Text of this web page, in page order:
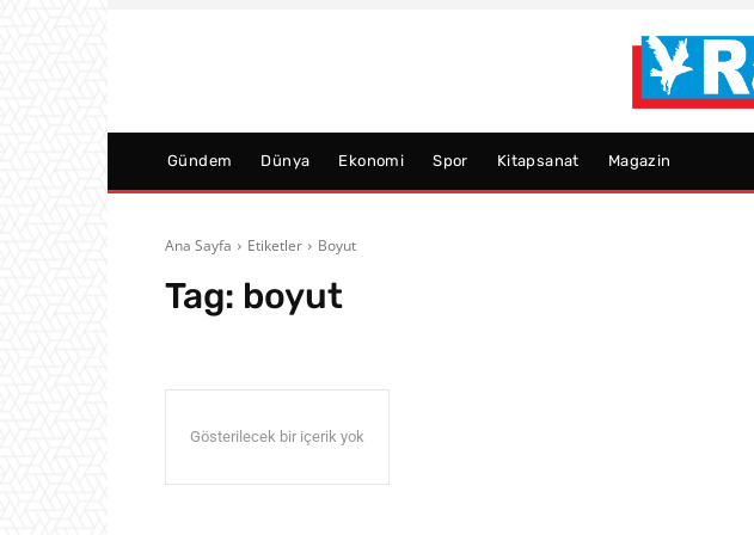
Gündem Dünya Ekonomi Spor Kitapsanat Magazin
Ana Sayfa Etiketler Boyut
Tag: boyut
Gösterilecek bir içerik yok